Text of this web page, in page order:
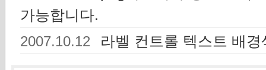
가능합니다.
2007.10.12 라벨 컨트롤 텍스트 배